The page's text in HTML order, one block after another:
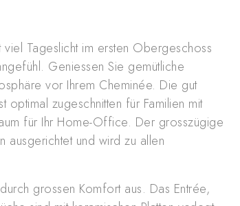
Tageslicht im ersten Obergeschoss
Geniessen Sie gemütliche
vor Ihrem Cheminée. Die gut
optimal zugeschnitten für Familien mit
für Ihr Home-Office. Der grosszügige
ausgerichtet und wird zu allen
grossen Komfort aus. Das Entrée,